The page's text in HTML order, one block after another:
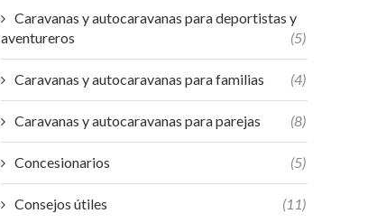
Caravanas y autocaravanas para deportistas y
aventureros
(5)
Caravanas y autocaravanas para familias (4)
Caravanas y autocaravanas para parejas (8)
Concesionarios (5)
Consejos útiles (11)